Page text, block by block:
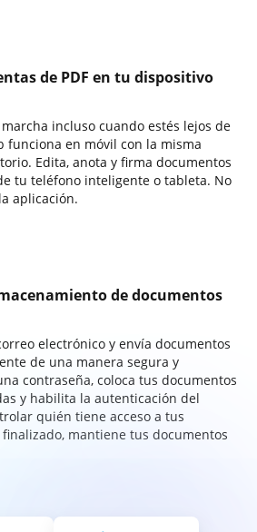
de PDF en tu dispositivo
incluso cuando estés lejos de
funciona en móvil con la misma
Edita, anota y firma documentos
tu teléfono inteligente o tableta. No
aplicación.
de documentos
electrónico y envía documentos
de una manera segura y
contraseña, coloca tus documentos
y habilita la autenticación del
quién tiene acceso a tus
mantiene tus documentos